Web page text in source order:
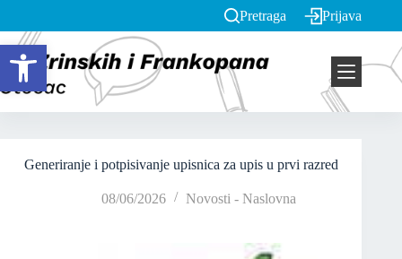
Open toolbar
Pretraga Prijava
Generiranje i potpisivanje upisnica za upis u prvi razred
08/06/2026 Novosti - Naslovna